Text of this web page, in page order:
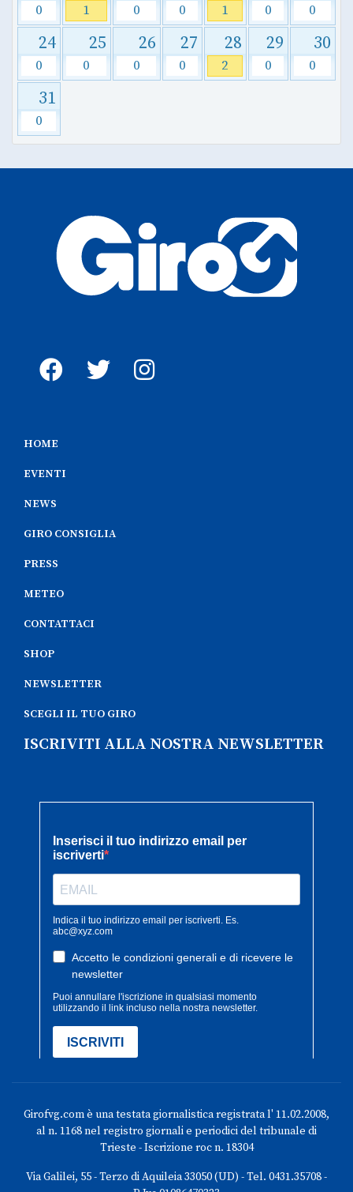
0 1 0 0 1 0 0
24
0
25
0
26
0
27
0
28
2
29
0
30
0
31
0
HOME
EVENTI
NEWS
GIRO CONSIGLIA
PRESS
METEO
CONTATTACI
SHOP
NEWSLETTER
SCEGLI IL TUO GIRO
ISCRIVITI ALLA NOSTRA NEWSLETTER
Girofvg.com è una testata giornalistica registrata l' 11.02.2008,
al n. 1168 nel registro giornali e periodici del tribunale di
Trieste - Iscrizione roc n. 18304
Via Galilei, 55 - Terzo di Aquileia 33050 (UD) - Tel. 0431.35708 -